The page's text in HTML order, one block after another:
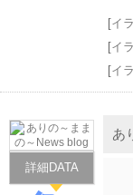
[イ
[イ
[イ
詳細DATA
あ